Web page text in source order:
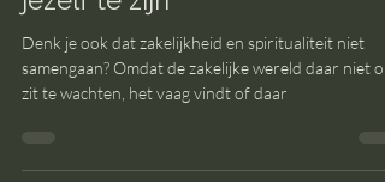
De enige manier om zakelijk
jezelf te zijn
Denk je ook dat zakelijkheid en spiritualiteit niet